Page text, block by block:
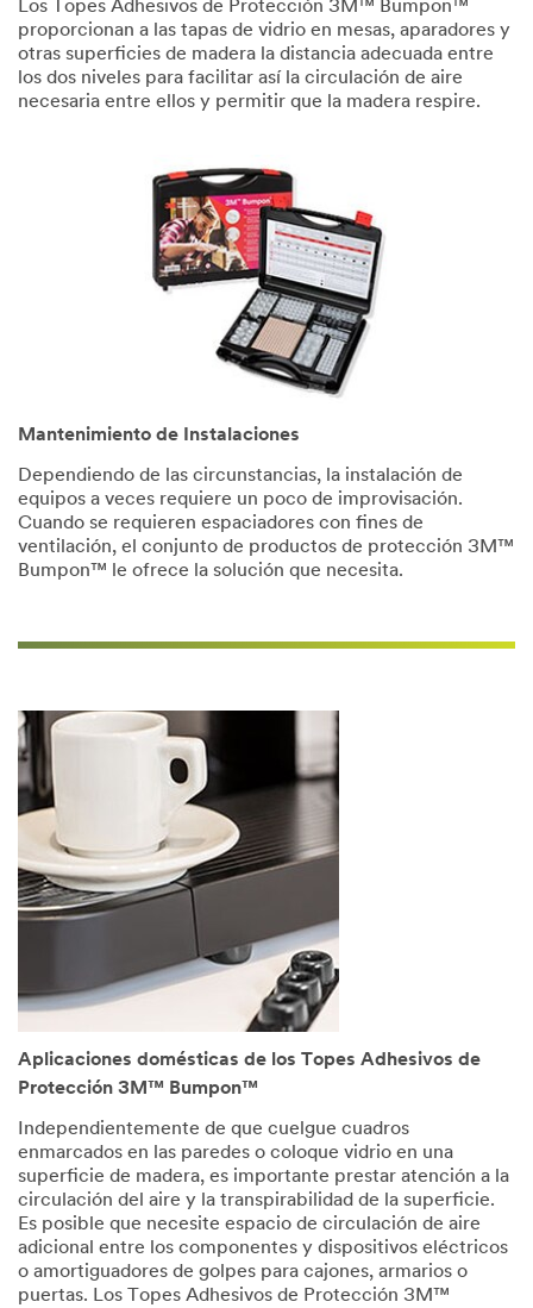
Los Topes Adhesivos de Protección 3M™ Bumpon™
proporcionan a las tapas de vidrio en mesas, aparadores y
otras superficies de madera la distancia adecuada entre
los dos niveles para facilitar así la circulación de aire
necesaria entre ellos y permitir que la madera respire.
Mantenimiento de Instalaciones
Dependiendo de las circunstancias, la instalación de
equipos a veces requiere un poco de improvisación.
Cuando se requieren espaciadores con fines de
ventilación, el conjunto de productos de protección 3M™
Bumpon™ le ofrece la solución que necesita.
Aplicaciones domésticas de los Topes Adhesivos de
Protección 3M™ Bumpon™
Independientemente de que cuelgue cuadros
enmarcados en las paredes o coloque vidrio en una
superficie de madera, es importante prestar atención a la
circulación del aire y la transpirabilidad de la superficie.
Es posible que necesite espacio de circulación de aire
adicional entre los componentes y dispositivos eléctricos
o amortiguadores de golpes para cajones, armarios o
puertas. Los Topes Adhesivos de Protección 3M™